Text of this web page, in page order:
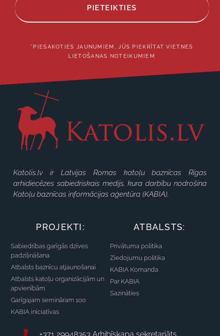
PIETEIKTIES
*PIESAKOTIES JAUNUMIEM, JŪS PIEKRĪTAT VIETNES
LIETOŠANAS NOTEIKUMIEM
Katolis.lv ir Latvijas Romas katoļu baznīcas Rīgas
arhidiecēzes sabiedriskais medijs, kura darbību nodrošina
Katoļu baznīcas informācijas aģentūra (KABIA).
PROJEKTI:
Sabiedrības garīgās dzīves
padziļināšana
Atbalsts baznīcu atjaunošanai
Atbalsts katoļu organizācijām un
apvienībām
Garīgajam semināram 100
KABIA iniciatīvas
ATBALSTS:
Privātuma politika
Ziedojumu politika
KABIA Komanda
Par KABIA
Sazināties